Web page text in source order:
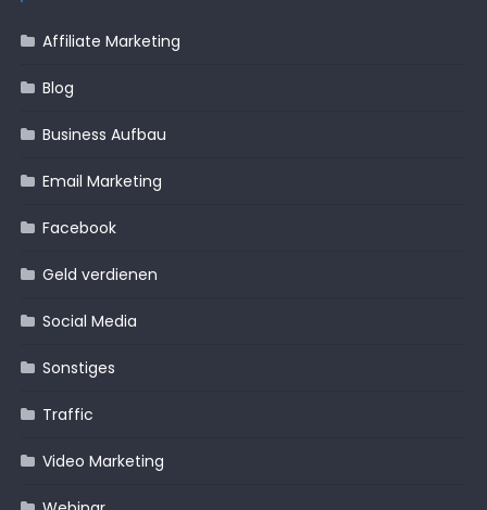
Affiliate Marketing
Blog
Business Aufbau
Email Marketing
Facebook
Geld verdienen
Social Media
Sonstiges
Traffic
Video Marketing